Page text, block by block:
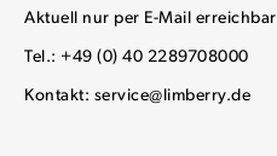
Aktuell nur per E-Mail erreichbar
Tel.: +49 (0) 40 2289708000
Kontakt: service@limberry.de